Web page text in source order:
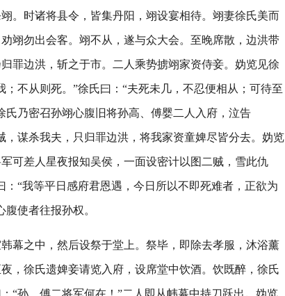
。时诸将县令，皆集丹阳，翊设宴相待。翊妻徐氏美而
翊勿出会客。翊不从，遂与众大会。至晚席散，边洪带
罪边洪，斩之于市。二人乘势掳翊家资侍妾。妫览见徐
不从则死。”徐氏曰：“夫死未几，不忍便相从；可待至
乃密召孙翊心腹旧将孙高、傅婴二人入府，泣告
谋杀我夫，只归罪边洪，将我家资童婢尽皆分去。妫览
可差人星夜报知吴侯，一面设密计以图二贼，雪此仇
“我等平日感府君恩遇，今日所以不即死难者，正欲为
使者往报孙权。
幕之中，然后设祭于堂上。祭毕，即除去孝服，沐浴薰
，徐氏遗婢妾请览入府，设席堂中饮酒。饮既醉，徐氏
“孙、傅二将军何在！”二人即从帏幕中持刀跃出。妫览